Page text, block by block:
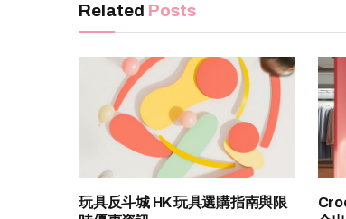
Related Posts
玩具反斗城 HK 玩具選購指南與限